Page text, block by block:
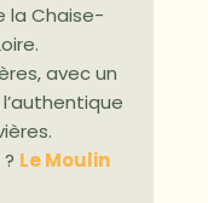
la Chaise-
avec un
Le Moulin